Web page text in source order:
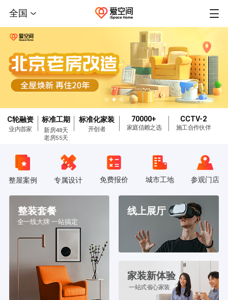
全国
C轮融资
业内首家
标准工期
新房48天
老房55天
标准化家装
开创者
70000+
家庭信赖之选
CCTV-2
施工合作伙伴
整屋案例 专属设计 免费报价 城市工地 参观门店
整装套餐
全一线大牌 一站搞定
线上展厅
家装新体验
一站式省心家装